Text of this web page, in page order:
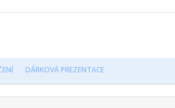
DÁRKOVÁ PREZENTACE